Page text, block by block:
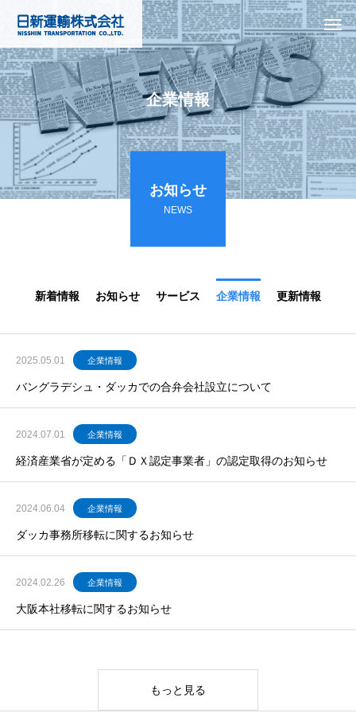
企業情報
お知らせ
NEWS
新着情報 お知らせ サービス 企業情報 更新情報
2025.05.01 企業情報
バングラデシュ・ダッカでの合弁会社設立について
2024.07.01 企業情報
経済産業省が定める「ＤＸ認定事業者」の認定取得のお知らせ
2024.06.04 企業情報
ダッカ事務所移転に関するお知らせ
2024.02.26 企業情報
大阪本社移転に関するお知らせ
もっと見る